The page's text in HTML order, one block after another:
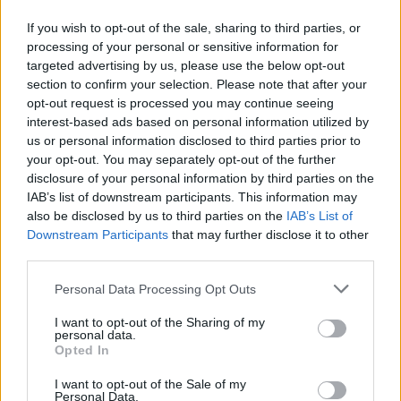
If you wish to opt-out of the sale, sharing to third parties, or
processing of your personal or sensitive information for
targeted advertising by us, please use the below opt-out
section to confirm your selection. Please note that after your
opt-out request is processed you may continue seeing
interest-based ads based on personal information utilized by
us or personal information disclosed to third parties prior to
your opt-out. You may separately opt-out of the further
disclosure of your personal information by third parties on the
IAB’s list of downstream participants. This information may
also be disclosed by us to third parties on the IAB’s List of
Downstream Participants that may further disclose it to other
Personal Data Processing Opt Outs
I want to opt-out of the Sharing of my
personal data.
Opted In
I want to opt-out of the Sale of my
Personal Data.
Ροή ειδήσεων Δημοφιλή
23:55
Υπό έλεγχο η φωτιά σε ισόγειο κατάστημα στο Παλαιό
Φάληρο - Εκκενώθηκε προληπτικά πολυκατοικία
23:38
Ενές Καντέρ: Ο Τούρκος πρώην σέντερ δηλώνει
υποψήφιος να παίξει στο... WNBA
συμφωνία - «Υπάρχει πρόοδος μεταξύ Ιράν και Ομάν»
Σοκαριστικά στοιχεία άφησε πίσω της η μέγα-πυρκαγιά